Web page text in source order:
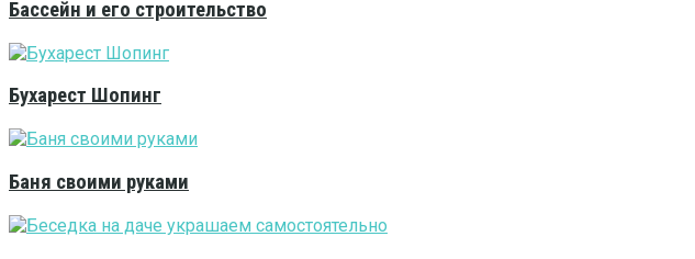
Бассейн и его строительство
Бухарест Шопинг
Баня своими руками